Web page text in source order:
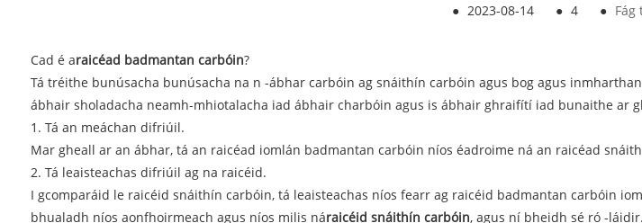
● 2023-08-14 ● 4 ●
Cad é araicéad badmantan carbóin?
Tá tréithe bunúsacha bunúsacha na n -ábhar carbóin ag snáithín carbóin agus bog agus
ábhair sholadacha neamh-mhiotalacha iad ábhair charbóin agus is ábhair ghraifítí iad bunaithe ar
1. Tá an meáchan difriúil.
Mar gheall ar an ábhar, tá an raicéad iomlán badmantan carbóin níos éadroime ná an raicéad
2. Tá leaisteachas difriúil ag na raicéid.
I gcomparáid le raicéid snáithín carbóin, tá leaisteachas níos fearr ag raicéid badmantan carbóin
bhualadh níos aonfhoirmeach agus níos milis náraicéid snáithín carbóin, agus ní bheidh sé ró -láidir.